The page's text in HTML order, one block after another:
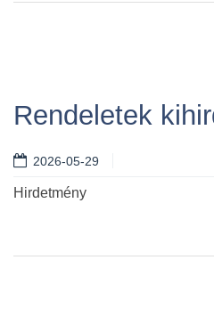
Rendeletek
2026-05-29
Hirdetmény